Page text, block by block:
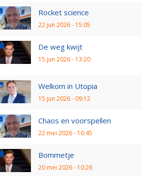
Rocket science
22 jun 2026 - 15:05
De weg kwijt
15 jun 2026 - 13:20
Welkom in Utopia
15 jun 2026 - 09:12
Chaos en voorspellen
22 mei 2026 - 10:45
Bommetje
20 mei 2026 - 10:26